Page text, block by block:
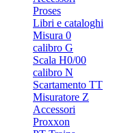
Proses
Libri e cataloghi
Misura 0
calibro G
Scala H0/00
calibro N
Scartamento TT
Misuratore Z
Accessori
Proxxon